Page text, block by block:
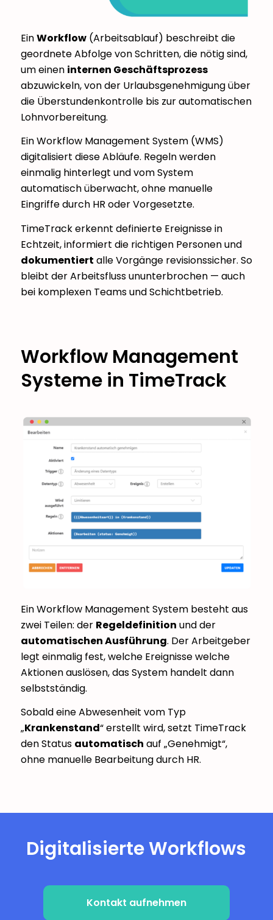
EinWorkflow(Arbeitsablauf) beschreibt die
geordnete Abfolge von Schritten, die nötig sind,
um einen internen Geschäftsprozess
abzuwickeln, von der Urlaubsgenehmigung über
die Überstundenkontrolle bis zur automatischen
Lohnvorbereitung.
Ein Workflow Management System (WMS)
digitalisiert diese Abläufe. Regeln werden
einmalig hinterlegt und vom System
automatisch überwacht, ohne manuelle
Eingriffe durch HR oder Vorgesetzte.
TimeTrack erkennt definierte Ereignisse in
Echtzeit, informiert die richtigen Personen und
dokumentiert alle Vorgänge revisionssicher. So
bleibt der Arbeitsfluss ununterbrochen — auch
bei komplexen Teams und Schichtbetrieb.
Workflow Management
Systeme in TimeTrack
Ein Workflow Management System besteht aus
zwei Teilen: der Regeldefinition und der
automatischen Ausführung. Der Arbeitgeber
legt einmalig fest, welche Ereignisse welche
Aktionen auslösen, das System handelt dann
selbstständig.
Sobald eine Abwesenheit vom Typ
„Krankenstand“ erstellt wird, setzt TimeTrack
den Status automatisch auf „Genehmigt“,
ohne manuelle Bearbeitung durch HR.
Digitalisierte Workflows
Kontakt aufnehmen